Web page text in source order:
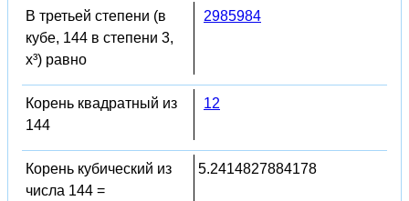
В третьей степени (в
кубе, 144 в степени 3,
x³) равно
2985984
Корень квадратный из
144
12
Корень кубический из
числа 144 =
5.2414827884178